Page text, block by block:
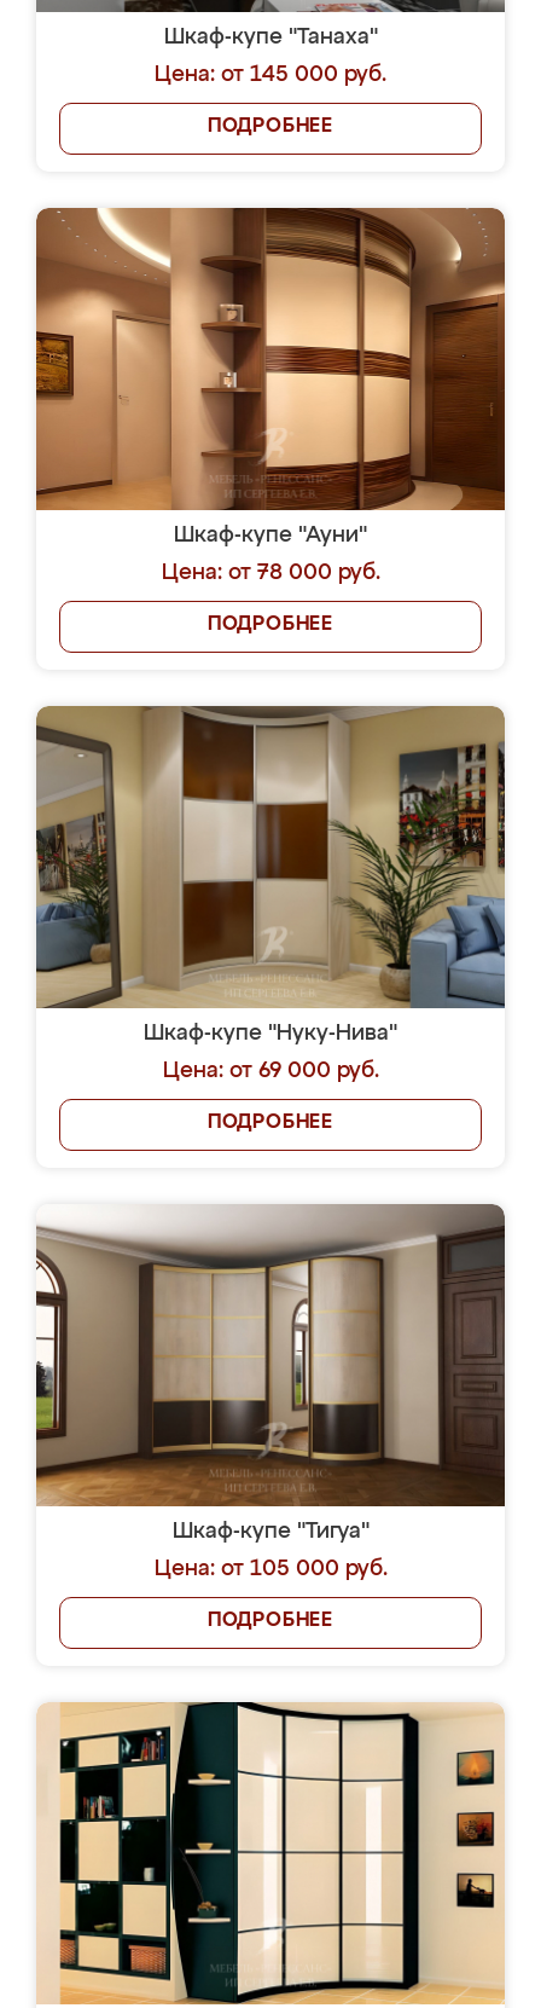
Шкаф-купе "Танаха"
Цена: от 145 000 руб.
ПОДРОБНЕЕ
Шкаф-купе "Ауни"
Цена: от 78 000 руб.
ПОДРОБНЕЕ
Шкаф-купе "Нуку-Нива"
Цена: от 69 000 руб.
ПОДРОБНЕЕ
Шкаф-купе "Тигуа"
Цена: от 105 000 руб.
ПОДРОБНЕЕ